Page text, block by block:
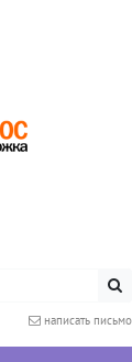
написать письмо